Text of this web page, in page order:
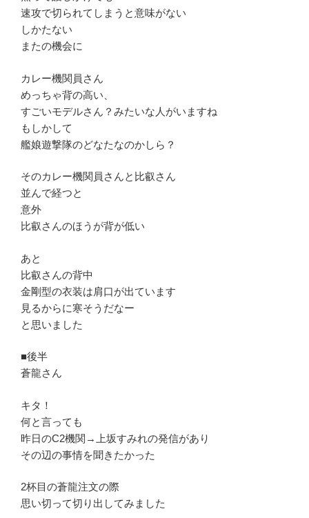
速攻で切られてしまうと意味がない
しかたない
またの機会に
カレー機関員さん
めっちゃ背の高い、
すごいモデルさん？みたいな人がいますね
もしかして
艦娘遊撃隊のどなたなのかしら？
そのカレー機関員さんと比叡さん
並んで経つと
意外
比叡さんのほうが背が低い
あと
比叡さんの背中
金剛型の衣装は肩口が出ています
見るからに寒そうだなー
と思いました
■後半
蒼龍さん
キタ！
何と言っても
昨日のC2機関→上坂すみれの発信があり
その辺の事情を聞きたかった
2杯目の蒼龍注文の際
思い切って切り出してみました